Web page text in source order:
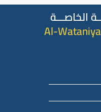
الخاصـــة
Al-